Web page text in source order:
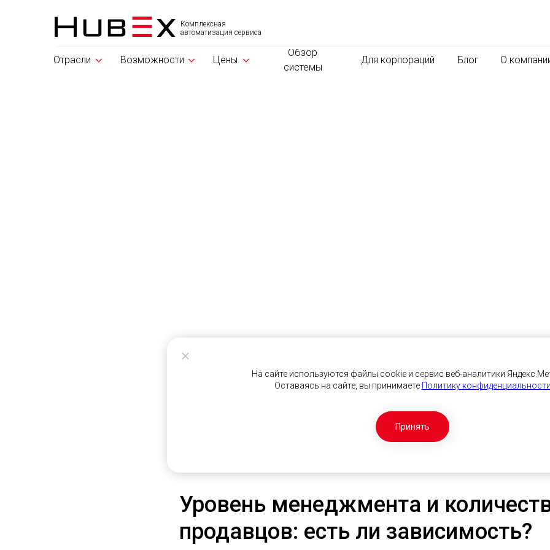
Комплексная
автоматизация сервиса
О
Обзор
системы
Цены
Отрасли Для корпораций Блог
Возможности
Принять
На сайте используются файлы cookie и сервис веб-аналитики
Оставаясь на сайте, вы принимаете Политику конфиденциальности
Уровень менеджмента и
продавцов: есть ли зависимость?